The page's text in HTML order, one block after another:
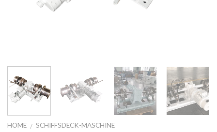
HOME / SCHIFFSDECK-MASCHINE